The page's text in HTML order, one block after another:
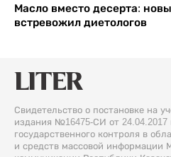
Масло вместо десерта:
встревожил диетологов
Свидетельство о постановке на
издания №16475-СИ от
государственного контроля в
и средств массовой информации